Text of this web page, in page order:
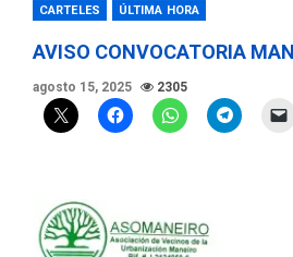
CARTELES ÚLTIMA HORA
AVISO CONVOCATORIA
agosto 15, 2025 2305